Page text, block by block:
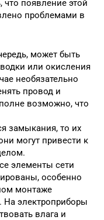
что появление этой
проблемами в
может быть
или окисления
необязательно
провод и
возможно, что
замыкания, то их
могут привести к
элементы сети
особенно
монтаже
На электроприборы
влага и